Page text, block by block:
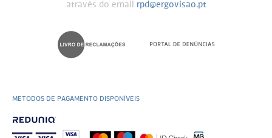
através do email
rpd@ergovisao.pt
METODOS DE PAGAMENTO DISPONÍVEIS